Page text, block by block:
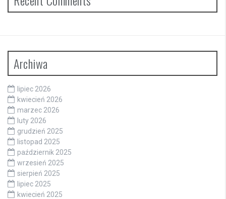
Archiwa
lipiec 2026
kwiecień 2026
marzec 2026
luty 2026
grudzień 2025
listopad 2025
październik 2025
wrzesień 2025
sierpień 2025
lipiec 2025
kwiecień 2025